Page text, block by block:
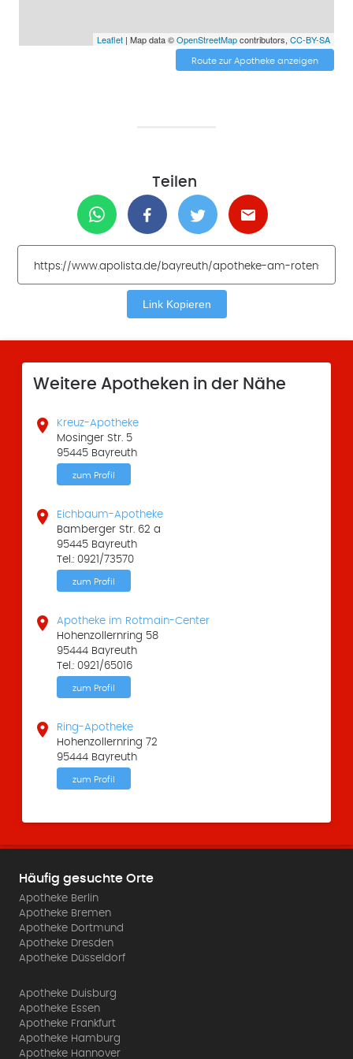
Leaflet| Map data ©OpenStreetMapcontributors, CC-BY-SA
Route zur Apotheke anzeigen
Teilen
Link Kopieren
Weitere Apotheken in der Nähe

Kreuz-Apotheke
Mosinger Str. 5
95445 Bayreuth
zum Profil

Eichbaum-Apotheke
Bamberger Str. 62 a
95445 Bayreuth
Tel.: 0921/73570
zum Profil

Apotheke im Rotmain-Center
Hohenzollernring 58
95444 Bayreuth
Tel.: 0921/65016
zum Profil

Ring-Apotheke
Hohenzollernring 72
95444 Bayreuth
zum Profil
Häufig gesuchte Orte
Apotheke Berlin
Apotheke Bremen
Apotheke Dortmund
Apotheke Dresden
Apotheke Düsseldorf
Apotheke Duisburg
Apotheke Essen
Apotheke Frankfurt
Apotheke Hamburg
Apotheke Hannover